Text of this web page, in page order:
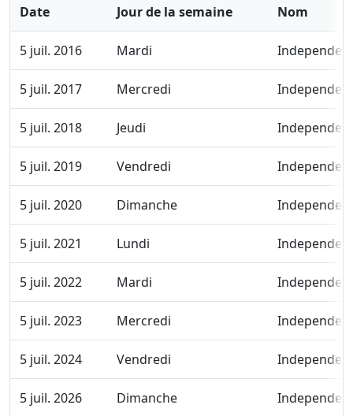
Date Jour de la semaine Nom
5 juil. 2016 Mardi
5 juil. 2017 Mercredi
5 juil. 2018 Jeudi
5 juil. 2019 Vendredi
5 juil. 2020 Dimanche
5 juil. 2021 Lundi
5 juil. 2022 Mardi
5 juil. 2023 Mercredi
5 juil. 2024 Vendredi
5 juil. 2026 Dimanche